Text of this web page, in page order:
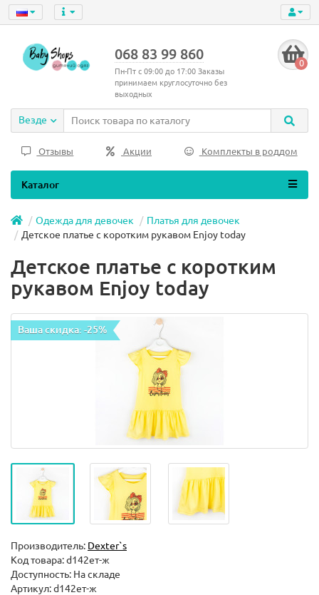
068 83 99 860
Пн-Пт с 09:00 до 17:00 Заказы
принимаем круглосуточно без
выходных
0
Везде
Отзывы Акции Комплекты в роддом
Каталог
Одежда для девочек
Платья для девочек
Детское платье с коротким рукавом Enjoy today
Детское платье с коротким
рукавом Enjoy today
Ваша скидка: -25%
Производитель: Dexter`s
Код товара:d142ет-ж
Доступность: На складе
Артикул: d142ет-ж